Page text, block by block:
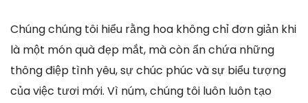
Chúng chúng tôi hiểu rằng hoa không chỉ đơn giản khi
là một món quà đẹp mắt, mà còn ẩn chứa những
thông điệp tình yêu, sự chúc phúc và sự biểu tượng
của việc tươi mới. Vì núm, chúng tôi luôn luôn tạo